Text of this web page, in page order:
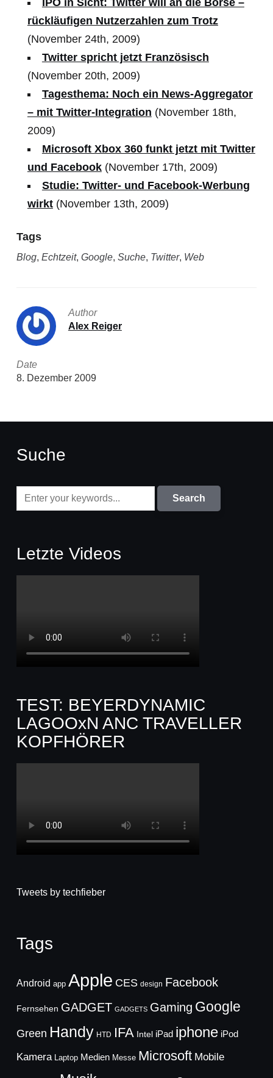
IPO in Sicht: Twitter will an die Börse –
rückläufigen Nutzerzahlen zum Trotz
(November 24th, 2009)
Twitter spricht jetzt Französisch
(November 20th, 2009)
Tagesthema: Noch ein News-Aggregator
– mit Twitter-Integration (November 18th,
2009)
Microsoft Xbox 360 funkt jetzt mit Twitter
und Facebook(November 17th, 2009)
Studie: Twitter- und Facebook-Werbung
wirkt(November 13th, 2009)
Tags
Blog, Echtzeit, Google, Suche, Twitter, Web
Author
Alex Reiger
Date
8. Dezember 2009
Suche
Letzte Videos
TEST: BEYERDYNAMIC
LAGOOxN ANC TRAVELLER
KOPFHÖRER
Tweets by techfieber
Tags
Android app Apple CES design Facebook
Fernsehen GADGET GADGETS Gaming Google
Green Handy HTD IFA Intel iPad iphone iPod
Kamera Laptop Medien Messe Microsoft Mobile